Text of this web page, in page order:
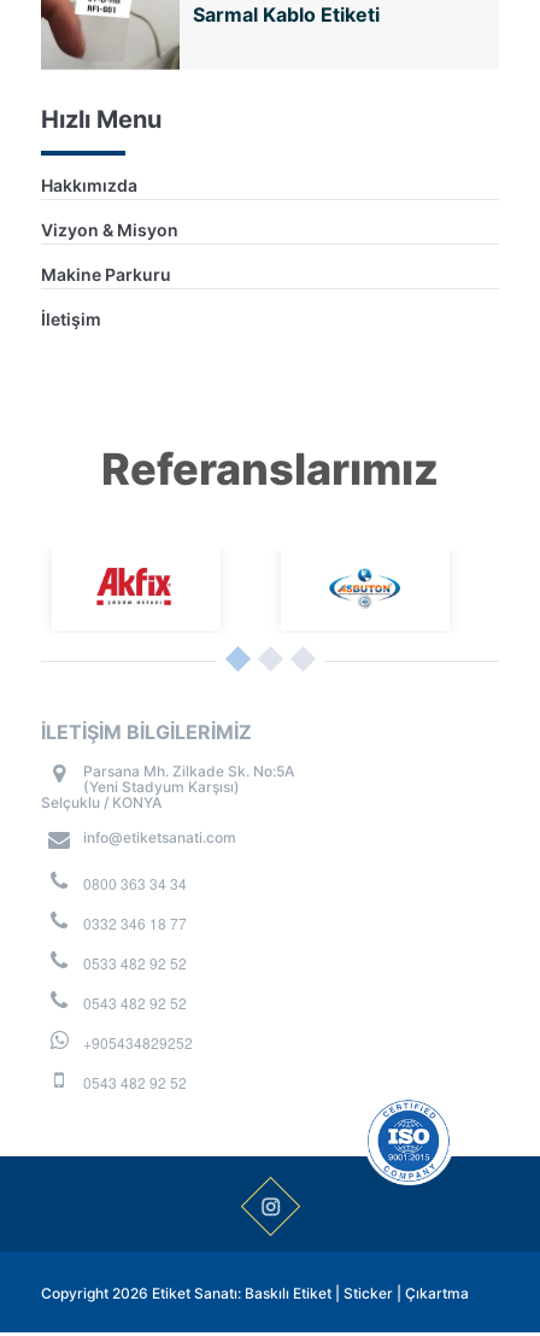
Sarmal Kablo Etiketi
Hızlı Menu
Hakkımızda
Vizyon & Misyon
Makine Parkuru
İletişim
Referanslarımız
İLETİŞİM BİLGİLERİMİZ
Parsana Mh. Zilkade Sk. No:5A
(Yeni Stadyum Karşısı)
Selçuklu / KONYA
info@etiketsanati.com
0800 363 34 34
0332 346 18 77
0533 482 92 52
0543 482 92 52
+905434829252
0543 482 92 52
Copyright 2026 Etiket Sanatı: Baskılı Etiket | Sticker | Çıkartma